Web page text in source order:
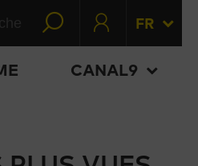
FR
CANAL9